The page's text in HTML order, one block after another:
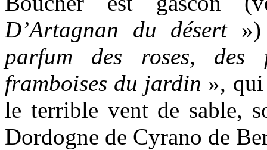
D’Artagnan du désert»)
parfum des roses, des
framboises du jardin », qui
le terrible vent de sable,
Dordogne de Cyrano de